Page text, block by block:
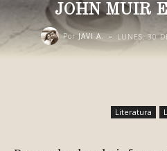
JOHN MUIR
Por JAVI A. - LUNES, 30
Literatura